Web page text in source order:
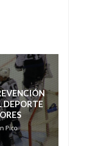
DEPORTE
Pico